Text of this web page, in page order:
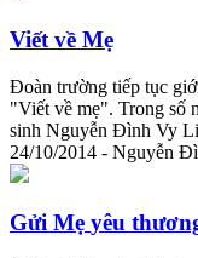
Viết về Mẹ
Đoàn trường tiếp tục
"Viết về mẹ". Trong số
sinh Nguyễn Đình Vy
24/10/2014 - Nguyễn
Gửi Mẹ yêu